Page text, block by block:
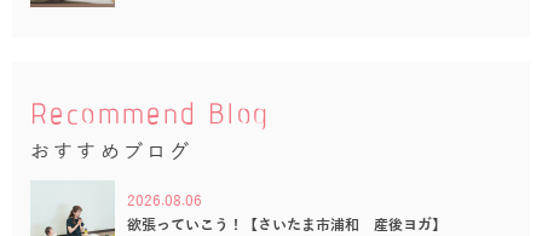
Recommend Blog
おすすめブログ
2026.08.06
欲張っていこう！【さいたま市浦和 産後ヨガ】